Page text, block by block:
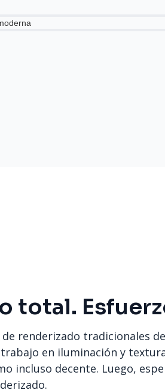
total.
renderizado tradicionales
en iluminación y
incluso decente. Luego,